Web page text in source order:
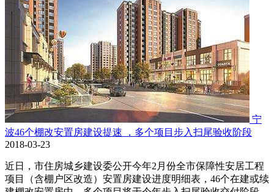
宁
波46个棚改安置房建设提速 ，多个项目步入扫尾验收阶段
2018-03-23
近日，市住房城乡建设委公开今年2月份全市保障性安居工程
项目（含棚户区改造）安置房建设进度明细表，46个在建或续